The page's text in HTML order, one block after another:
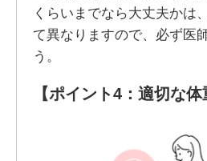
くらいまでなら大丈夫かは
て異なりますので、必ず医
う。
【ポイント4：適切な体